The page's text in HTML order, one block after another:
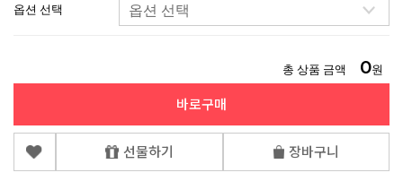
옵션 선택
총 상품 금액 0원
바로구매
선물하기 장바구니